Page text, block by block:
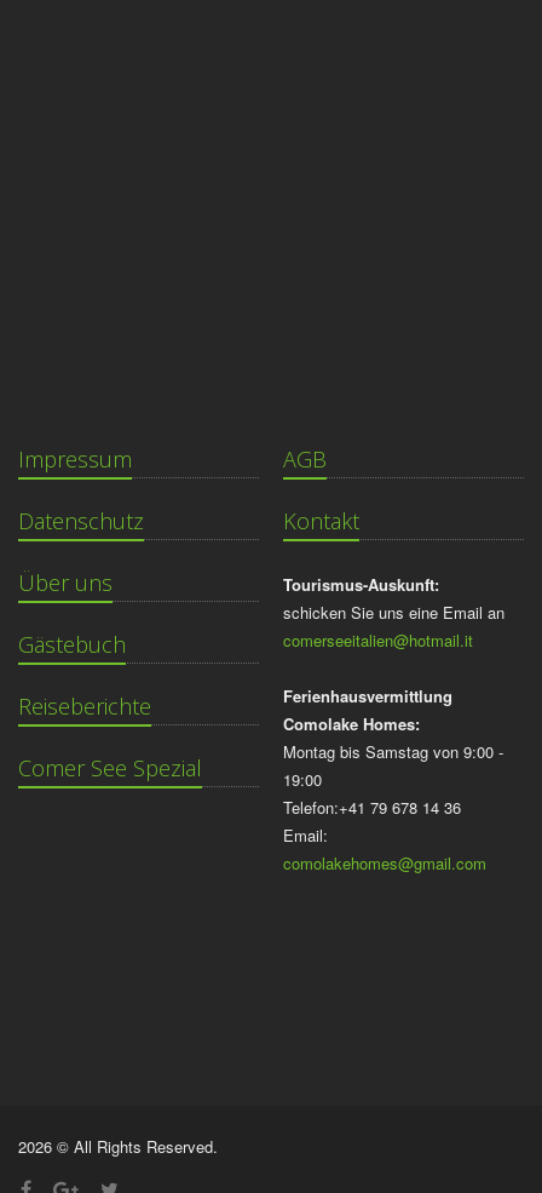
Impressum
Datenschutz
Über uns
Gästebuch
Reiseberichte
Comer See Spezial
AGB
Kontakt
Tourismus-Auskunft:
schicken Sie uns eine Email an
comerseeitalien@hotmail.it
Ferienhausvermittlung
Comolake Homes:
Montag bis Samstag von 9:00 -
19:00
Telefon:+41 79 678 14 36
Email:
comolakehomes@gmail.com
2026 © All Rights Reserved.